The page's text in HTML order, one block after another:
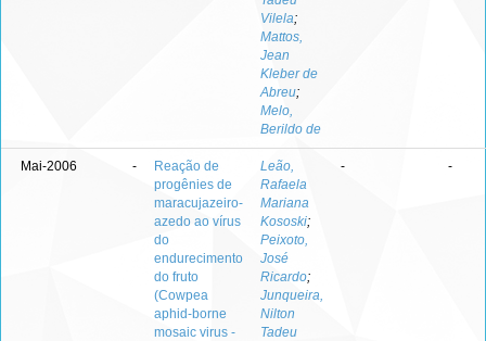
Vilela;
Mattos,
Jean
Kleber de
Abreu;
Melo,
Berildo de
Mai-2006 -
Reação de
progênies de
maracujazeiro-
azedo ao vírus
do
endurecimento
do fruto
(Cowpea
aphid-borne
mosaic virus -
Leão,
Rafaela
Mariana
Kososki;
Peixoto,
José
Ricardo;
Junqueira,
Nilton
Tadeu
- -